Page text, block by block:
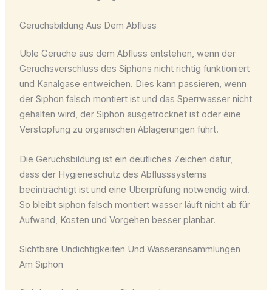
Geruchsbildung Aus Dem Abfluss
Üble Gerüche aus dem Abfluss entstehen, wenn der
Geruchsverschluss des Siphons nicht richtig funktioniert
und Kanalgase entweichen. Dies kann passieren, wenn
der Siphon falsch montiert ist und das Sperrwasser nicht
gehalten wird, der Siphon ausgetrocknet ist oder eine
Verstopfung zu organischen Ablagerungen führt.
Die Geruchsbildung ist ein deutliches Zeichen dafür,
dass der Hygieneschutz des Abflusssystems
beeinträchtigt ist und eine Überprüfung notwendig wird.
So bleibt siphon falsch montiert wasser läuft nicht ab für
Aufwand, Kosten und Vorgehen besser planbar.
Sichtbare Undichtigkeiten Und Wasseransammlungen
Am Siphon